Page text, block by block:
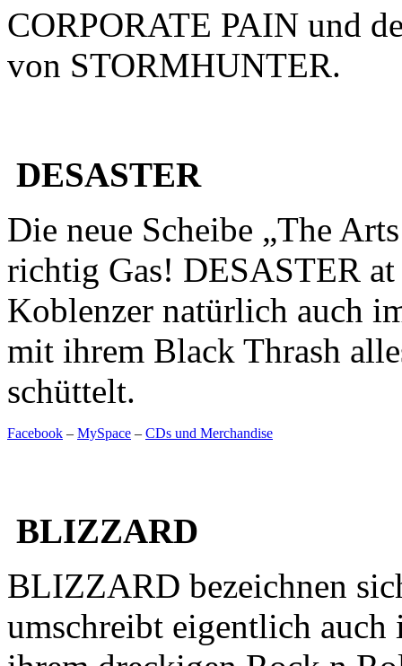
CORPORATE PAIN und
von STORMHUNTER.
DESASTER
Die neue Scheibe „The
richtig Gas! DESASTER
Koblenzer natürlich auch
mit ihrem Black Thrash
schüttelt.
Facebook – MySpace – CDs und Merchandise
BLIZZARD
BLIZZARD bezeichnen
umschreibt eigentlich